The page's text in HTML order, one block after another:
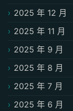
2025 年 12 月
2025 年 11 月
2025 年 9 月
2025 年 8 月
2025 年 7 月
2025 年 6 月